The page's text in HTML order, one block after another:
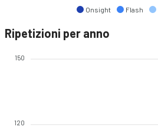
Onsight Flash
Ripetizioni per anno
150
120